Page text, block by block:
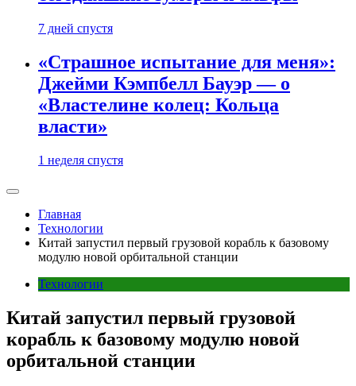
7 дней спустя
«Страшное испытание для меня»:
Джейми Кэмпбелл Бауэр — о
«Властелине колец: Кольца
власти»
1 неделя спустя
Главная
Технологии
Китай запустил первый грузовой корабль к базовому
модулю новой орбитальной станции
Технологии
Китай запустил первый грузовой
корабль к базовому модулю новой
орбитальной станции